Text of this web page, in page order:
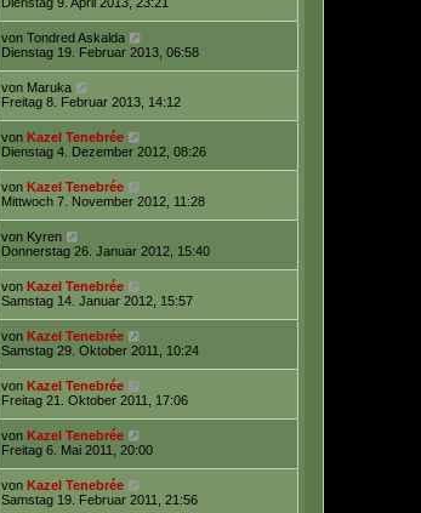
von Tondred Askalda
Dienstag 19. Februar 2013, 06:58
von Maruka
Freitag 8. Februar 2013, 14:12
von Kazel Tenebrée
Dienstag 4. Dezember 2012, 08:26
von Kazel Tenebrée
Mittwoch 7. November 2012, 11:28
von Kyren
Donnerstag 26. Januar 2012, 15:40
von Kazel Tenebrée
Samstag 14. Januar 2012, 15:57
von Kazel Tenebrée
Samstag 29. Oktober 2011, 10:24
von Kazel Tenebrée
Freitag 21. Oktober 2011, 17:06
von Kazel Tenebrée
Freitag 6. Mai 2011, 20:00
von Kazel Tenebrée
Samstag 19. Februar 2011, 21:56